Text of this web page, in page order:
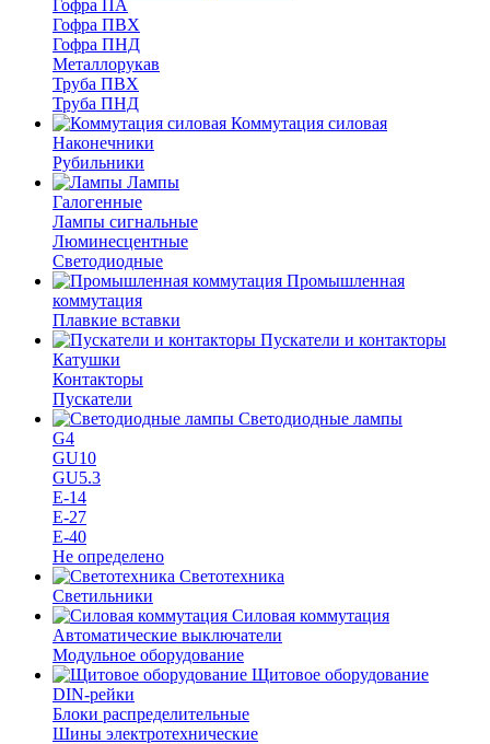
Гофра ПА
Гофра ПВХ
Гофра ПНД
Металлорукав
Труба ПВХ
Труба ПНД
Коммутация силовая
Наконечники
Рубильники
Лампы
Галогенные
Лампы сигнальные
Люминесцентные
Светодиодные
Промышленная
коммутация
Плавкие вставки
Пускатели и контакторы
Катушки
Контакторы
Пускатели
Светодиодные лампы
G4
GU10
GU5.3
Е-14
Е-27
Е-40
Не определено
Светотехника
Светильники
Силовая коммутация
Автоматические выключатели
Модульное оборудование
Щитовое оборудование
DIN-рейки
Блоки распределительные
Шины электротехнические